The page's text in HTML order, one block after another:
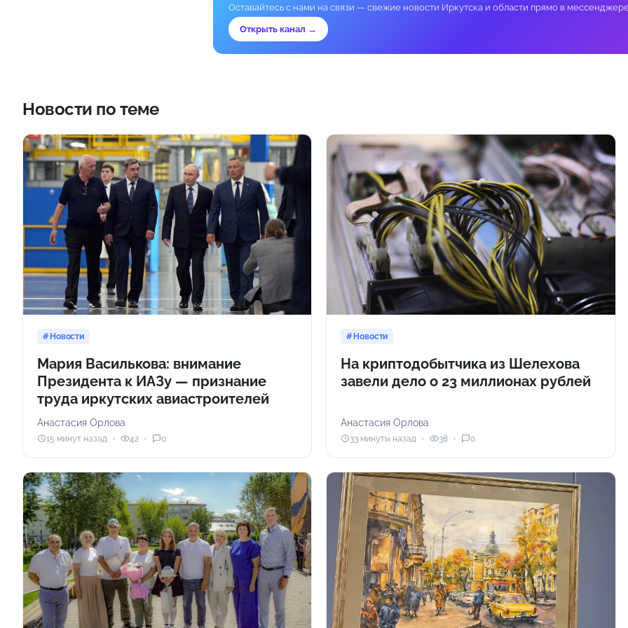
Оставайтесь с нами на связи — свежие новости Иркутска и области прямо в
Открыть канал →
Новости по теме
Новости
Мария Василькова: внимание
Президента к ИАЗу — признание
труда иркутских авиастроителей
Анастасия Орлова
15 минут назад 42 0
Новости
На криптодобытчика из Шелехова
завели дело о 23 миллионах рублей
Анастасия Орлова
33 минуты назад 38 0